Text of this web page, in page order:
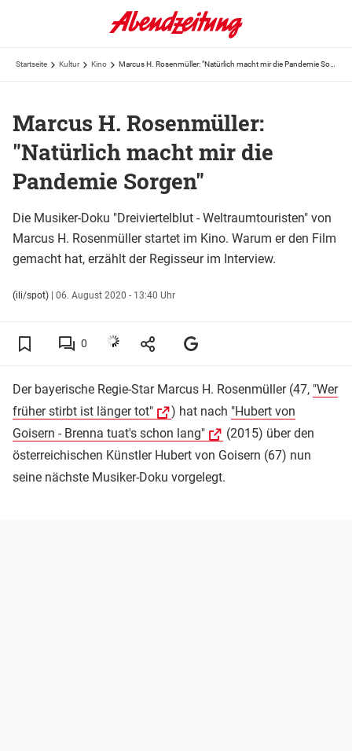
Startseite Kultur Kino
Marcus H. Rosenmüller:
"Natürlich macht mir die
Pandemie Sorgen"
Die Musiker-Doku "Dreiviertelblut - Weltraumtouristen" von
Marcus H. Rosenmüller startet im Kino. Warum er den Film
gemacht hat, erzählt der Regisseur im Interview.
(ili/spot) | 06. August 2020 - 13:40 Uhr
0
Der bayerische Regie-Star Marcus H. Rosenmüller (47, "Wer
früher stirbt ist länger tot"
) hat nach "Hubert von
Goisern - Brenna tuat's schon lang"
(2015) über den
österreichischen Künstler Hubert von Goisern (67) nun
seine nächste Musiker-Doku vorgelegt.